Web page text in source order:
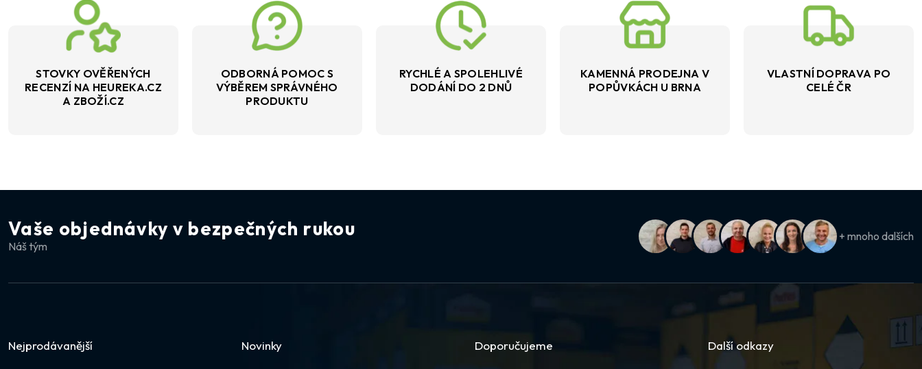
STOVKY OVĚŘENÝCH
RECENZÍ NA HEUREKA.CZ
A ZBOŽÍ.CZ
ODBORNÁ POMOC S
VÝBĚREM SPRÁVNÉHO
PRODUKTU
RYCHLÉ A SPOLEHLIVÉ
DODÁNÍ DO 2 DNŮ
KAMENNÁ PRODEJNA V
POPŮVKÁCH U BRNA
VLASTNÍ DOPRAVA PO
CELÉ ČR
Vaše objednávky v bezpečných rukou
Náš tým
+ mnoho dalších
Nejprodávanější Novinky Doporučujeme Další odkazy